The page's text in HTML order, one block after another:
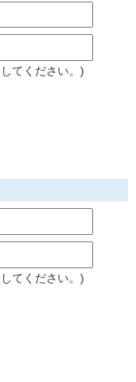
てください。)
てください。)